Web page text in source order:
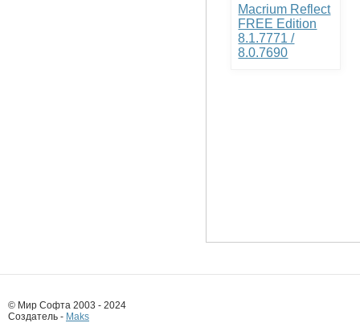
Macrium Reflect
FREE Edition
8.1.7771 /
8.0.7690
© Мир Софта 2003 - 2024
Создатель - Maks